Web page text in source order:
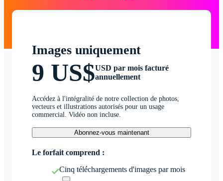
Images uniquement
9 US$USD par mois facturé
annuellement
Accédez à l'intégralité de notre collection de photos,
vecteurs et illustrations autorisés pour un usage
commercial. Vidéo non incluse.
Abonnez-vous maintenant
Le forfait comprend :
Cinq téléchargements d'images par mois